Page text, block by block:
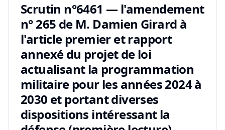
Scrutin n°6461 — l'amendement
n° 265 de M. Damien Girard à
l'article premier et rapport
annexé du projet de loi
actualisant la programmation
militaire pour les années 2024 à
2030 et portant diverses
dispositions intéressant la